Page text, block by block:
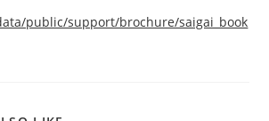
public/support/brochure/saigai_book